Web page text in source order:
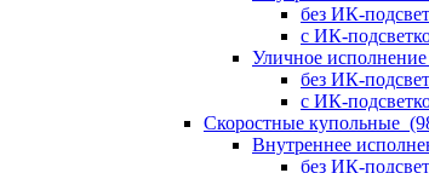
без ИК-
с ИК-
Уличное исполнение
без ИК-
с ИК-
Скоростные купольные
Внутреннее
без ИК-